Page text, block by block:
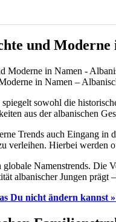
und Moderne
in Namen –
sowohl die
aus der albanischen
Trends auch Eingang
verleihen. Hierbei werden
Namenstrends. Die
albanischer Jungen
Du nicht ändern kannst